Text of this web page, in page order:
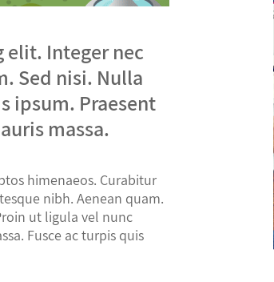
Integer nec
Sed nisi. Nulla
ipsum. Praesent
massa.
himenaeos. Curabitur
nibh. Aenean quam.
ut ligula vel nunc
Fusce ac turpis quis